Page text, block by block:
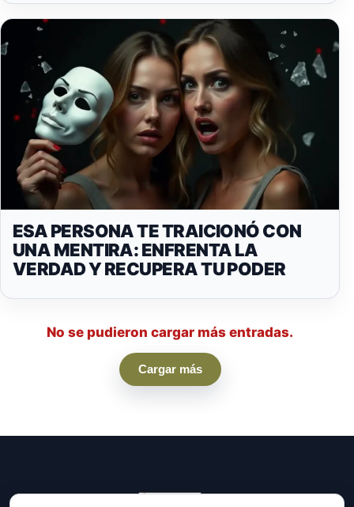
ESA PERSONA TE TRAICIONÓ CON
UNA MENTIRA: ENFRENTA LA
VERDAD Y RECUPERA TU PODER
No se pudieron cargar más entradas.
Cargar más